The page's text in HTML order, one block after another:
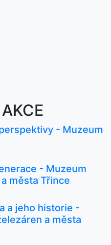
- Muzeum
- Muzeum
města Třince
a jeho historie -
a města